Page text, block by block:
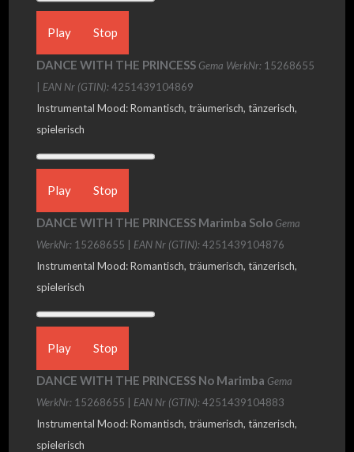
Play Stop
DANCE WITH THE PRINCESS Gema WerkNr: 15268655
EAN Nr (GTIN):4251439104869
Instrumental Mood: Romantisch, träumerisch, tänzerisch,
spielerisch
Play Stop
DANCE WITH THE PRINCESS Marimba Solo Gema
WerkNr: 15268655 | EAN Nr (GTIN):4251439104876
Instrumental Mood: Romantisch, träumerisch, tänzerisch,
spielerisch
Play Stop
DANCE WITH THE PRINCESS No Marimba Gema
WerkNr: 15268655 | EAN Nr (GTIN):4251439104883
Instrumental Mood: Romantisch, träumerisch, tänzerisch,
spielerisch